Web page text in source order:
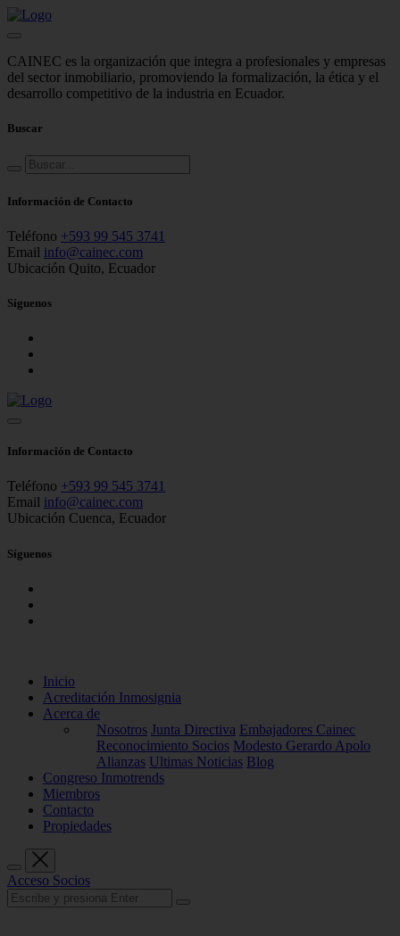
CAINEC es la organización que integra a profesionales y empresas
del sector inmobiliario, promoviendo la formalización, la ética y el
desarrollo competitivo de la industria en Ecuador.
Buscar
Información de Contacto
Teléfono +593 99 545 3741
Email info@cainec.com
Ubicación Quito, Ecuador
Síguenos
Información de Contacto
Teléfono +593 99 545 3741
Email info@cainec.com
Ubicación Cuenca, Ecuador
Síguenos
Inicio
Acreditación Inmosignia
Acerca de
Nosotros Junta Directiva Embajadores Cainec
Reconocimiento Socios Modesto Gerardo Apolo
Alianzas Ultimas Noticias Blog
Congreso Inmotrends
Miembros
Contacto
Propiedades
Acceso Socios